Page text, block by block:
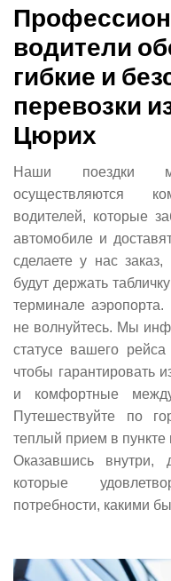
водители
гибкие и
перевозки
Цюрих
Наши поездки
осуществляются
водителей, которые
автомобиле и
сделаете у нас
будут держать
терминале
не волнуйтесь. Мы
статусе вашего
чтобы гарантировать
и комфортные
Путешествуйте по
теплый прием в пункте
Оказавшись внутри,
которые
потребности, какими